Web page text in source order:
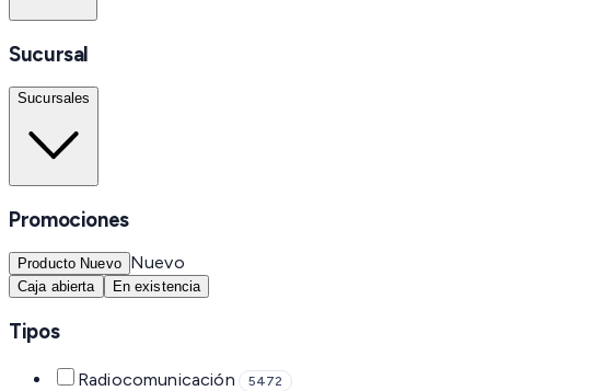
Sucursal
Sucursales
Promociones
Producto Nuevo Nuevo
Caja abierta En existencia
Tipos
Radiocomunicación 5472